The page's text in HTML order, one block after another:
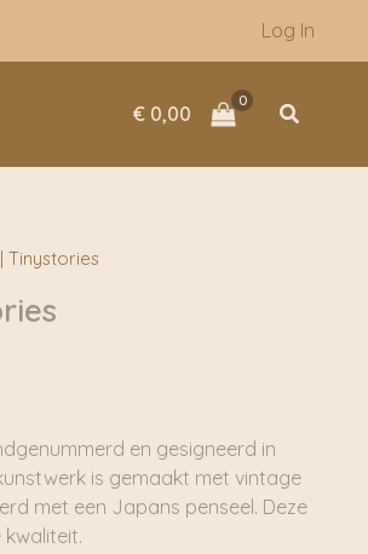
Log In
€ 0,00 Zoeken
Tinystories
en gesigneerd in
is gemaakt met vintage
met een Japans penseel. Deze